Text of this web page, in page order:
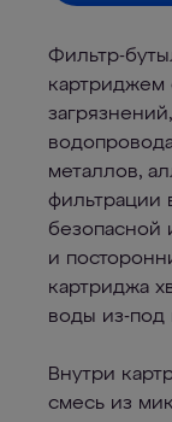
Фильтр-
картриджем
металлов,
фильтрации
безопасной
и
картриджа
воды из-под
Внутри
смесь из